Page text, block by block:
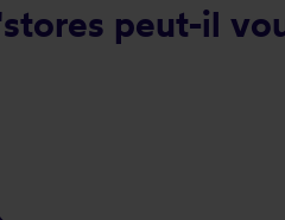
peut-il